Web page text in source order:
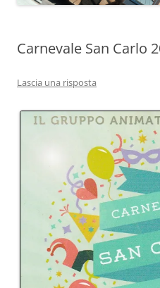
Carnevale San Carlo
Lascia una risposta